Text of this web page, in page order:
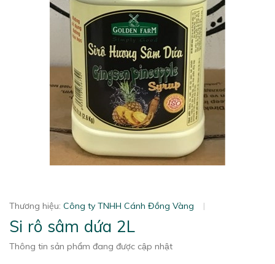
Thương hiệu: Công ty TNHH Cánh Đồng Vàng |
Si rô sâm dứa 2L
Thông tin sản phẩm đang được cập nhật